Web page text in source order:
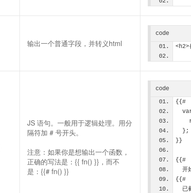
输出一个普通字段，并转义html
code
JS 语句。一般用于逻辑处理。用分
隔符加 # 号开头。
注意：如果你是想输出一个函数，
正确的写法是：{{ fn() }}，而不
是：{{# fn() }}
code
{{#
  };
}}
{{#
{{#